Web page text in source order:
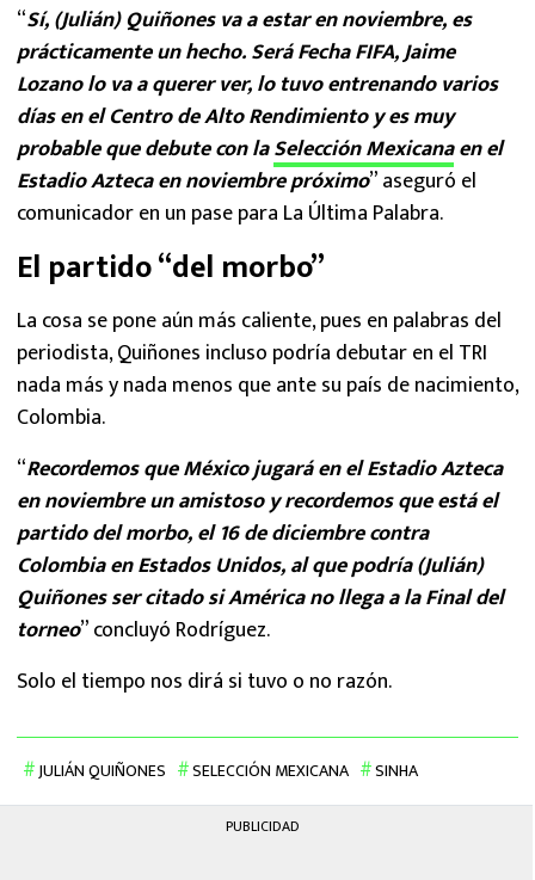
“Sí, (Julián) Quiñones va a estar en noviembre, es
prácticamente un hecho. Será Fecha FIFA, Jaime
Lozano lo va a querer ver, lo tuvo entrenando varios
días en el Centro de Alto Rendimiento y es muy
probable que debute con laSelección Mexicanaen el
Estadio Azteca en noviembre próximo” aseguró el
comunicador en un pase para La Última Palabra.
El partido “del morbo”
La cosa se pone aún más caliente, pues en palabras del
periodista, Quiñones incluso podría debutar en el TRI
nada más y nada menos que ante su país de nacimiento,
Colombia.
“Recordemos que México jugará en el Estadio Azteca
en noviembre un amistoso y recordemos que está el
partido del morbo, el 16 de diciembre contra
Colombia en Estados Unidos, al que podría (Julián)
Quiñones ser citado si América no llega a la Final del
torneo” concluyó Rodríguez.
Solo el tiempo nos dirá si tuvo o no razón.
JULIÁN QUIÑONES SELECCIÓN MEXICANA SINHA
PUBLICIDAD